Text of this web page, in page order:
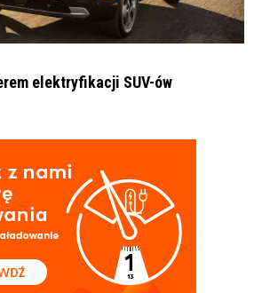
elektryfikacji SUV-ów